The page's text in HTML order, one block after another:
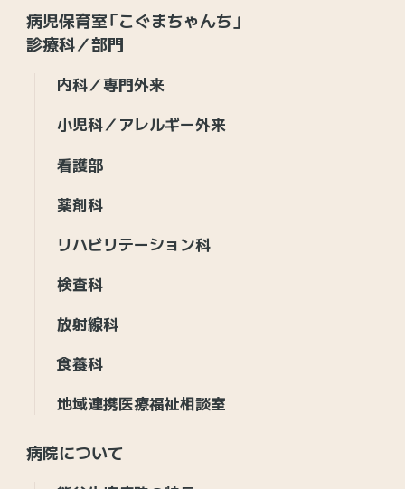
病児保育室「こぐまちゃんち」
診療科／部門
内科／専門外来
小児科／アレルギー外来
看護部
薬剤科
リハビリテーション科
検査科
放射線科
食養科
地域連携医療福祉相談室
病院について